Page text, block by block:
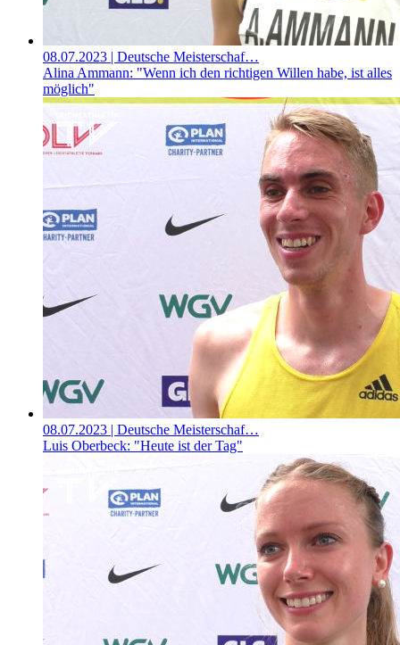
08.07.2023 | Deutsche Meisterschaf…
Alina Ammann: "Wenn ich den richtigen Willen habe, ist alles
möglich"
08.07.2023 | Deutsche Meisterschaf…
Luis Oberbeck: "Heute ist der Tag"